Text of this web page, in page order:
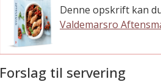
Denne opskrift kan
Valdemarsro
Forslag til servering